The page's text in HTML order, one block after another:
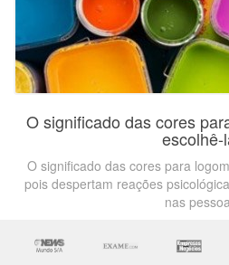
O significado das cores
escolhê-
O significado das cores para
pois despertam reações
nas